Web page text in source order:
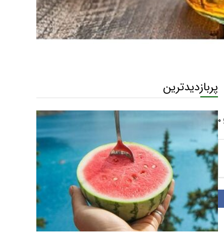
۰
پربازدیدترین